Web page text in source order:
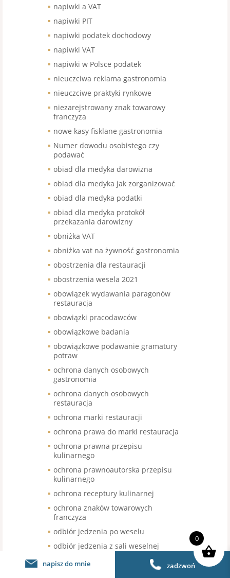
napiwki a VAT
napiwki PIT
napiwki podatek dochodowy
napiwki VAT
napiwki w Polsce podatek
nieuczciwa reklama gastronomia
nieuczciwe praktyki rynkowe
niezarejstrowany znak towarowy
franczyza
nowe kasy fisklane gastronomia
Numer dowodu osobistego czy
podawać
obiad dla medyka darowizna
obiad dla medyka jak zorganizować
obiad dla medyka podatki
obiad dla medyka protokół
przekazania darowizny
obniżka VAT
obniżka vat na żywność gastronomia
obostrzenia dla restauracji
obostrzenia wesela 2021
obowiązek wydawania paragonów
restauracja
obowiązki pracodawców
obowiązkowe badania
obowiązkowe podawanie gramatury
potraw
ochrona danych osobowych
gastronomia
ochrona danych osobowych
restauracja
ochrona marki restauracji
ochrona prawa do marki restauracja
ochrona prawna przepisu
kulinarnego
ochrona prawnoautorska przepisu
kulinarnego
ochrona receptury kulinarnej
ochrona znaków towarowych
franczyza
odbiór jedzenia po weselu
odbiór jedzenia z sali weselnej
odbiór nieskonsumowanego jedzenia
po weselu
napisz do mnie zadzwoń
0